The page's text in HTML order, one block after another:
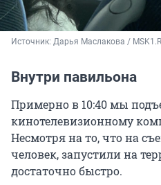
Источник: Дарья Маслакова /
Внутри павильона
Примерно в 10:40 мы
кинотелевизионному
Несмотря на то, что на
человек, запустили на
достаточно быстро.